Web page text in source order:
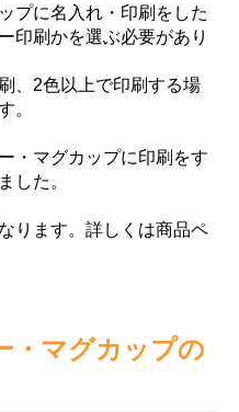
プに名入れ・印刷をした
印刷かを選ぶ必要があり
、2色以上で印刷する場
。
・マグカップに印刷をす
した。
ります。詳しくは商品ペ
・マグカップの